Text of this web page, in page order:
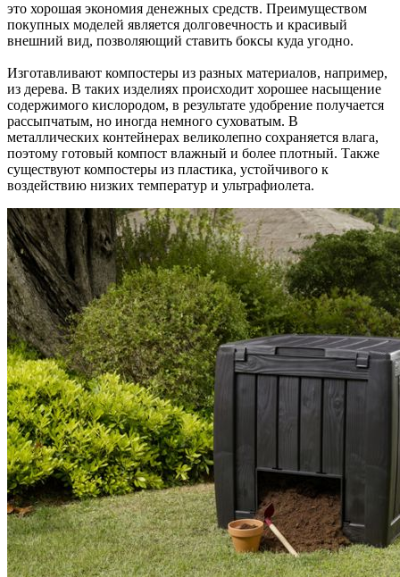
это хорошая экономия денежных средств. Преимуществом
покупных моделей является долговечность и красивый
внешний вид, позволяющий ставить боксы куда угодно.
Изготавливают компостеры из разных материалов, например,
из дерева. В таких изделиях происходит хорошее насыщение
содержимого кислородом, в результате удобрение получается
рассыпчатым, но иногда немного суховатым. В
металлических контейнерах великолепно сохраняется влага,
поэтому готовый компост влажный и более плотный. Также
существуют компостеры из пластика, устойчивого к
воздействию низких температур и ультрафиолета.